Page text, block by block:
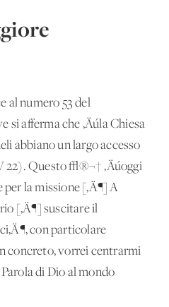
al numero 53 del
si afferma che ‚Äúla Chiesa
abbiano un largo accesso
22). Questo √®¬† ‚Äúoggi
la missione [‚Ä¶] A
[‚Ä¶] suscitare il
con particolare
concreto, vorrei centrarmi
di Dio al mondo